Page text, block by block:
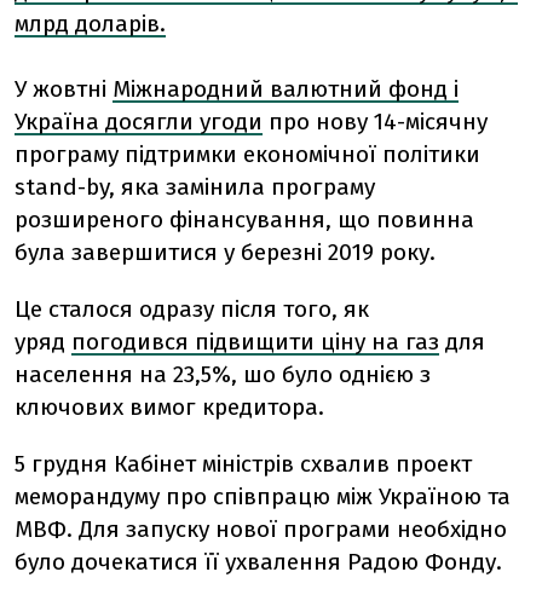
млрд доларів.
У жовтні Міжнародний валютний фонд і
Україна досягли угоди про нову 14-місячну
програму підтримки економічної політики
stand-by, яка замінила програму
розширеного фінансування, що повинна
була завершитися у березні 2019 року.
Це сталося одразу після того, як
уряд погодився підвищити ціну на газ для
населення на 23,5%, шо було однією з
ключових вимог кредитора.
5 грудня Кабінет міністрів схвалив проект
меморандуму про співпрацю між Україною та
МВФ. Для запуску нової програми необхідно
було дочекатися її ухвалення Радою Фонду.